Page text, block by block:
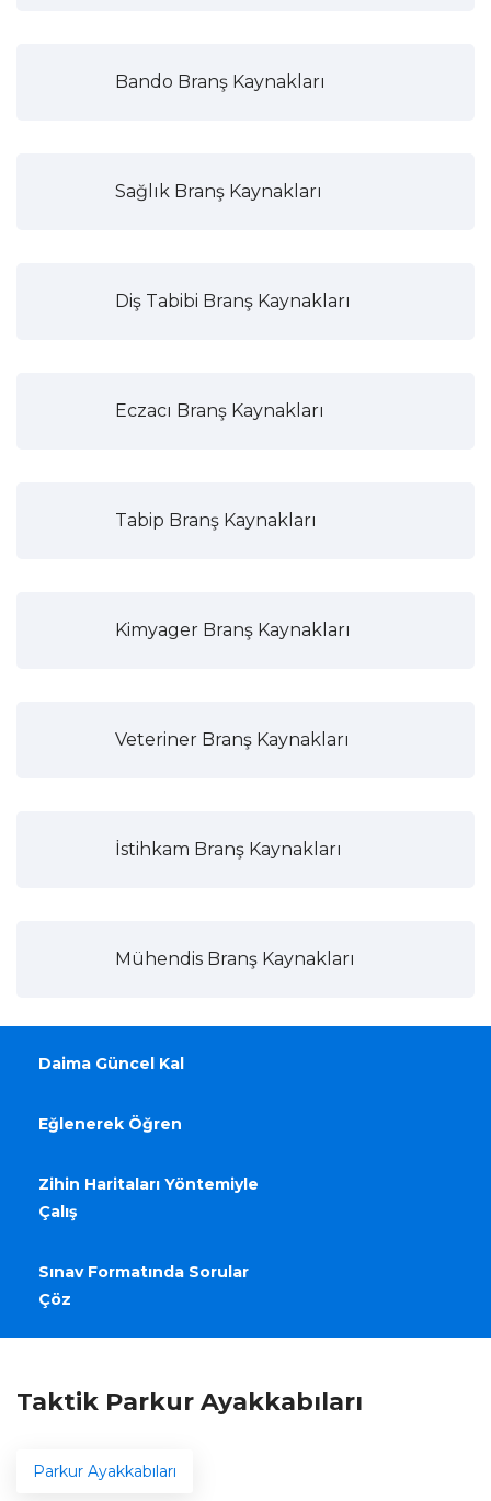
Bando Branş Kaynakları
Sağlık Branş Kaynakları
Diş Tabibi Branş Kaynakları
Eczacı Branş Kaynakları
Tabip Branş Kaynakları
Kimyager Branş Kaynakları
Veteriner Branş Kaynakları
İstihkam Branş Kaynakları
Mühendis Branş Kaynakları
Daima Güncel Kal
Eğlenerek Öğren
Zihin Haritaları Yöntemiyle
Çalış
Sınav Formatında Sorular
Çöz
Taktik Parkur Ayakkabıları
Parkur Ayakkabıları